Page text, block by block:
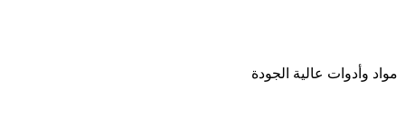
مواد وأدوات عالية الجودة